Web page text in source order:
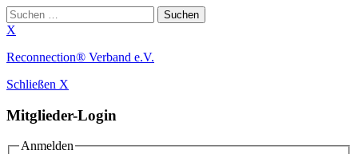
Suchen
nach:
X
Zum
springen
Reconnection® Verband e.V.
Schließen X
Mitglieder-Login
Anmelden